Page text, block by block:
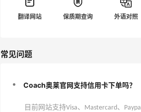
翻译网站 保质期查询 外语对照
常见问题
Coach奥莱官网支持信用卡下单吗？
目前网站支持Visa、Mastercard、